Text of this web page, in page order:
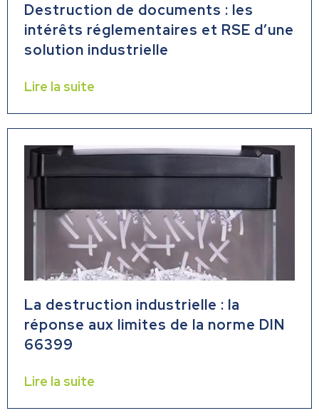
Destruction de documents : les
intérêts réglementaires et RSE d’une
solution industrielle
Lire la suite
La destruction industrielle : la
réponse aux limites de la norme DIN
66399
Lire la suite